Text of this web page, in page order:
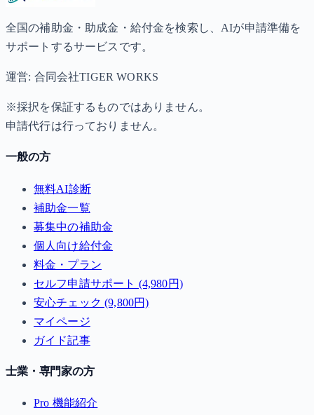
全国の補助金・助成金・給付金を検索し、AIが申請準備を
サポートするサービスです。
運営: 合同会社TIGER WORKS
※採択を保証するものではありません。
申請代行は行っておりません。
一般の方
無料AI診断
補助金一覧
募集中の補助金
個人向け給付金
料金・プラン
セルフ申請サポート (4,980円)
安心チェック (9,800円)
マイページ
ガイド記事
士業・専門家の方
Pro 機能紹介